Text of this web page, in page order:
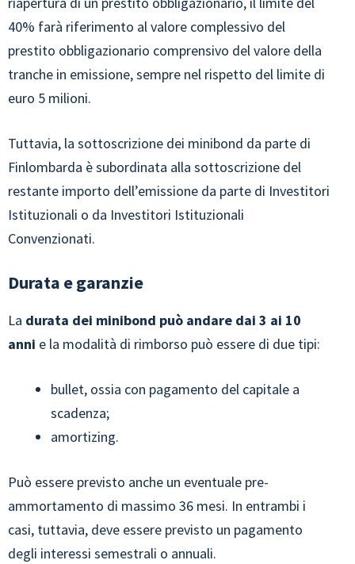
40% farà riferimento al valore complessivo del
prestito obbligazionario comprensivo del valore della
tranche in emissione, sempre nel rispetto del limite di
euro 5 milioni.
Tuttavia, la sottoscrizione dei minibond da parte di
Finlombarda è subordinata alla sottoscrizione del
restante importo dell’emissione da parte di Investitori
Istituzionali o da Investitori Istituzionali
Convenzionati.
Durata e garanzie
La durata dei minibond può andare dai 3 ai 10
anni e la modalità di rimborso può essere di due tipi:
bullet, ossia con pagamento del capitale a
scadenza;
amortizing.
Può essere previsto anche un eventuale pre-
ammortamento di massimo 36 mesi. In entrambi i
casi, tuttavia, deve essere previsto un pagamento
degli interessi semestrali o annuali.